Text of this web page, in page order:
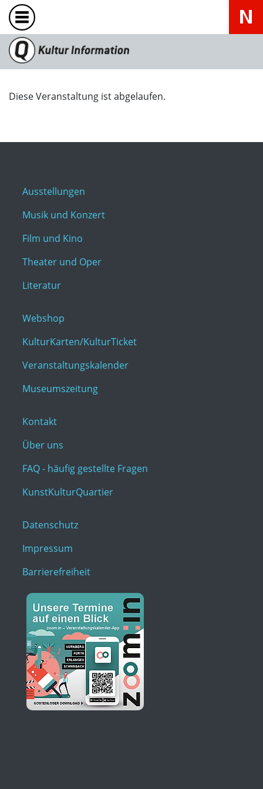
Diese Veranstaltung ist abgelaufen.
Ausstellungen
Musik und Konzert
Film und Kino
Theater und Oper
Literatur
Webshop
KulturKarten/KulturTicket
Veranstaltungskalender
Museumszeitung
Kontakt
Über uns
FAQ - häufig gestellte Fragen
KunstKulturQuartier
Datenschutz
Impressum
Barrierefreiheit